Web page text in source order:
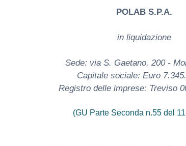
POLAB S.P.A.
in liquidazione
Sede: via S. Gaetano, 200 -
Capitale sociale: Euro
Registro delle imprese: Treviso
(GU Parte Seconda n.55 del